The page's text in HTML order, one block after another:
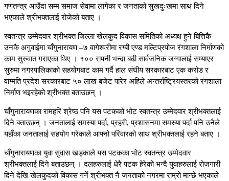
गणतन्त्र आउँदा सम्म समाज सेवामा लागेका र जनताको सुखदुःखमा साथ दिने
भएकाले श्रीभक्तलाई रोजेको बताए ।
स्वतन्त्र उम्मेदवार श्रीभक्त जिल्ला खेलकुद विकास समितिको अध्यक्ष हुने बित्तिकै
उनकै अगुवाईमा चाँगुनारायण –७ वागेश्वरीमा रग्बी एण्ड मल्टिप्रपोज रंगशाला निर्माणको
काम सुरुवात गराएका थिए । १०० रापनी भन्दा बढी सार्वजनिक जग्गालाई सम्याएर
सुरुमा नगरपालिकाको सहयोगबाट काम गर्दै हाल संघीय सरकारबाट एक करोड र
वाग्मति प्रदेश सरकारबाट ५० लाख बजेट पारेर अहिले अन्तर्राष्ट्रियस्तरको रंगशाला
निर्माण भइरहेको श्रीभक्त बताउछन् ।
चाँगुनारायणका रामहरि श्रेष्ठ पनि यस पटकको भोट स्वतन्त्र उम्मेदवार श्रीभक्तलाई
दिने बताउछन् । जनतालाई समस्या पर्दा, प्रहरी, प्रशासनमा समस्या पर्दा पनि उनैले
यहाँका जनतालाई सहयोग गरेकाले आफ्नो परिवारको साथ श्रीभक्तलाई रहने बताए ।
चाँगुनारायणका युवा सुवास खड्काले यस पटकका भोट स्वतन्त्र उम्मेदवार
श्रीभक्तलाई दिने बताउछन् । दलहरुलाई धेरै पटक हेरेको भन्दै युवाहरुलाई रोजगारी
दिने देखि खेलकुदको विकास गर्ने श्रीभक्त नै जनताको नगरमा राम्रो मान्छे भएकाले